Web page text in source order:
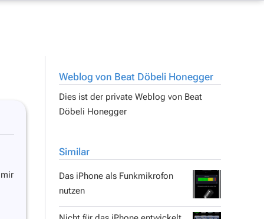
Weblog von Beat Döbeli Honegger
Dies ist der private Weblog von Beat
Döbeli Honegger
Similar
Das iPhone als Funkmikrofon
nutzen